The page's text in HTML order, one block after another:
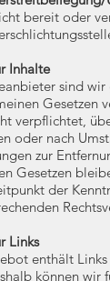
bereit oder
Inhalte
sind
Gesetzen
verpflichtet,
oder nach
zur
Gesetzen
der
Links
enthält
können wir